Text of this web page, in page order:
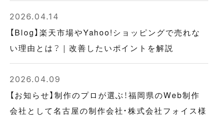
2026.04.14
【Blog】楽天市場やYahoo!ショッピングで売れな
い理由とは？｜改善したいポイントを解説
2026.04.09
【お知らせ】制作のプロが選ぶ！福岡県のWeb制作
会社として名古屋の制作会社・株式会社フォイス様